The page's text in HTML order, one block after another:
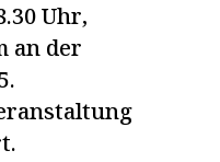
Uhr,
an der